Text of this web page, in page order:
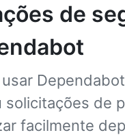
de
solicitações de
facilmente